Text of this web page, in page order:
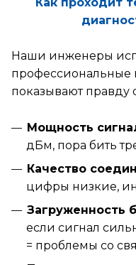
Наши инженеры
профессиональные
показывают правду
Мощность
дБм, пора бить
Качество
цифры низкие,
Загруженность
если сигнал
= проблемы со